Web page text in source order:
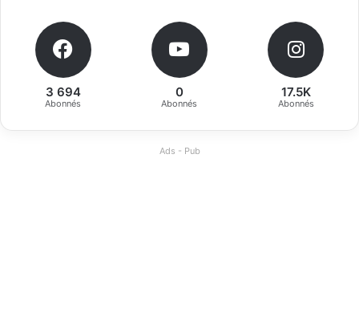
3 694
Abonnés
0
Abonnés
17.5K
Abonnés
Ads - Pub